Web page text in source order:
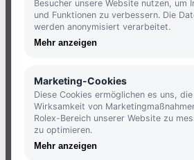
JETZT ANMELDEN UND
NEUIGKEITEN MEHR
Besucher unsere Website nutzen, um
und Funktionen zu verbessern. Die
werden anonymisiert verarbeitet.
Mehr anzeigen
Marketing-Cookies
Diese Cookies ermöglichen es uns, die
Wirksamkeit von
Rolex-Bereich unserer Website zu
zu optimieren.
Mehr anzeigen